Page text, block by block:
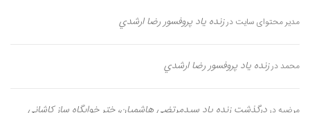
مدیر محتوای سایت درزنده یاد پروفسور رضا ارشدي
محمد درزنده یاد پروفسور رضا ارشدي
مرضیه در